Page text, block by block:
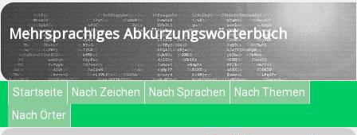
Mehrsprachiges Abkürzungswörterbuch
Startseite Nach Zeichen Nach Sprachen
Nach Themen
Nach Örter